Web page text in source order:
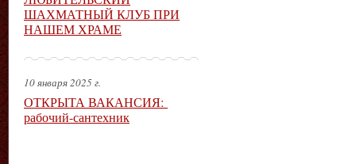
ШАХМАТНЫЙ КЛУБ ПРИ
НАШЕМ ХРАМЕ
10 января 2025 г.
ОТКРЫТА ВАКАНСИЯ:
рабочий-сантехник